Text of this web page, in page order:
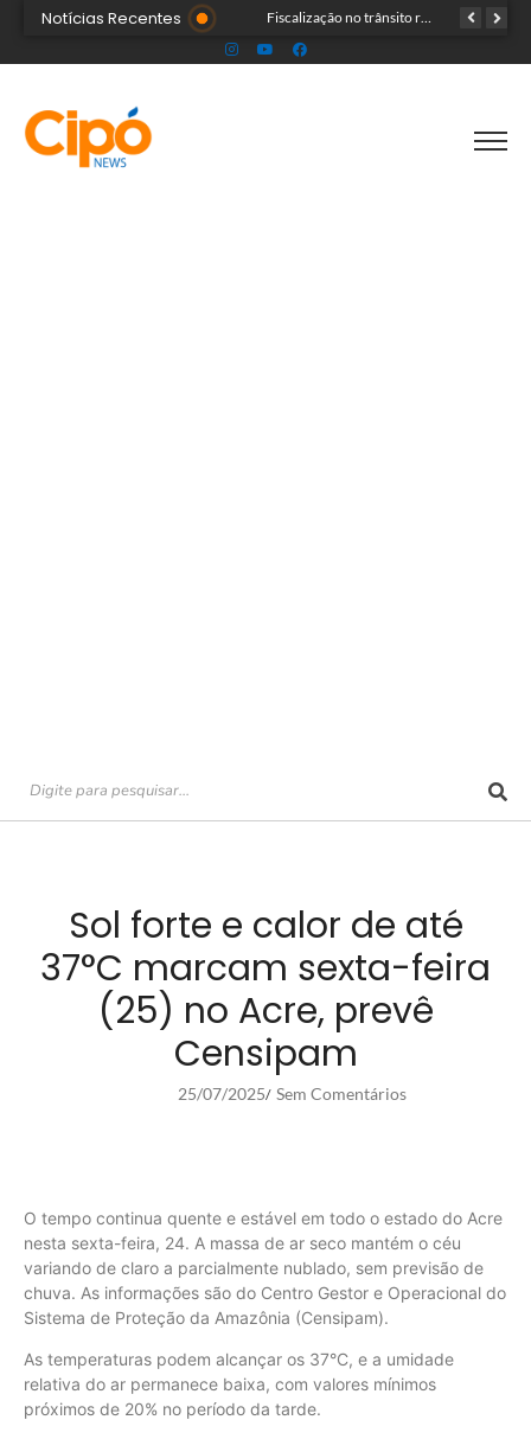
Notícias Recentes TRAGÉDIA: helicóptero cai e mata quatro pessoas; vítimas eram turistas
Sol forte e calor de até
37°C marcam sexta-feira
(25) no Acre, prevê
Censipam
25/07/2025/ Sem Comentários
O tempo continua quente e estável em todo o estado do Acre
nesta sexta-feira, 24. A massa de ar seco mantém o céu
variando de claro a parcialmente nublado, sem previsão de
chuva. As informações são do Centro Gestor e Operacional do
Sistema de Proteção da Amazônia (Censipam).
As temperaturas podem alcançar os 37°C, e a umidade
relativa do ar permanece baixa, com valores mínimos
próximos de 20% no período da tarde.